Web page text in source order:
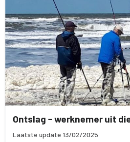
Ontslag - werknemer uit
Laatste update 13/02/2025